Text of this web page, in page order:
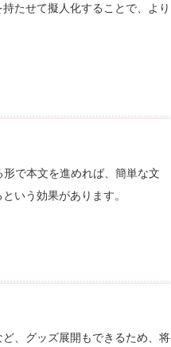
たせて擬人化することで、より
で本文を進めれば、簡単な文
いう効果があります。
、グッズ展開もできるため、将